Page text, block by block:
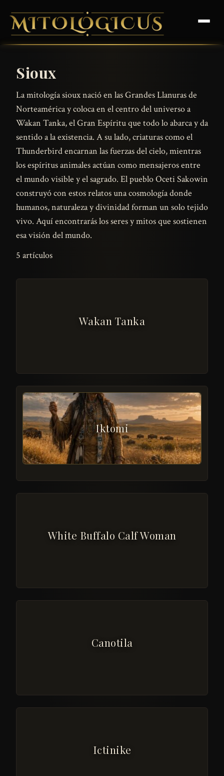
Sioux
La mitología sioux nació en las Grandes Llanuras de
Norteamérica y coloca en el centro del universo a
Wakan Tanka, el Gran Espíritu que todo lo abarca y da
sentido a la existencia. A su lado, criaturas como el
Thunderbird encarnan las fuerzas del cielo, mientras
los espíritus animales actúan como mensajeros entre
el mundo visible y el sagrado. El pueblo Oceti Sakowin
construyó con estos relatos una cosmología donde
humanos, naturaleza y divinidad forman un solo tejido
vivo. Aquí encontrarás los seres y mitos que sostienen
esa visión del mundo.
5 artículos
Wakan Tanka
Iktomi
White Buffalo Calf Woman
Canotila
Ictinike